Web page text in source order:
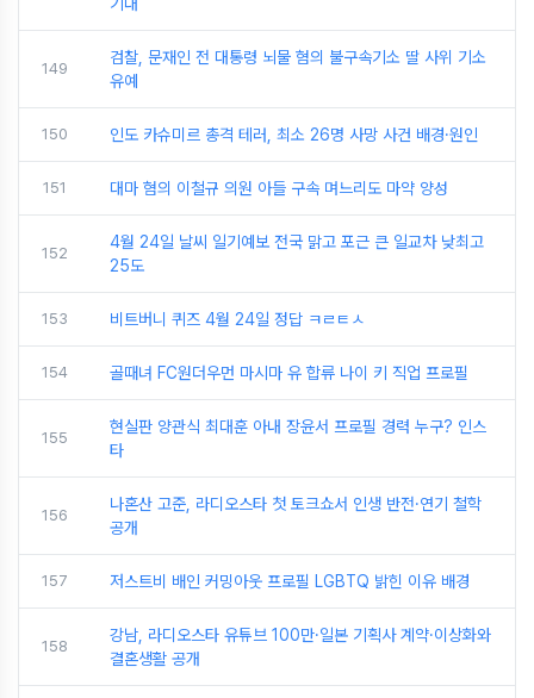
149
검찰, 문재인 전 대통령 뇌물 혐의 불구속기소 딸 사위 기소
유예
150 인도 카슈미르 총격 테러, 최소 26명 사망 사건 배경·원인
151 대마 혐의 이철규 의원 아들 구속 며느리도 마약 양성
152
4월 24일 날씨 일기예보 전국 맑고 포근 큰 일교차 낮최고
25도
153 비트버니 퀴즈 4월 24일 정답 ㅋㄹㅌㅅ
154 골때녀 FC원더우먼 마시마 유 합류 나이 키 직업 프로필
155
현실판 양관식 최대훈 아내 장윤서 프로필 경력 누구? 인스
타
156
나혼산 고준, 라디오스타 첫 토크쇼서 인생 반전·연기 철학
공개
157 저스트비 배인 커밍아웃 프로필 LGBTQ 밝힌 이유 배경
158
강남, 라디오스타 유튜브 100만·일본 기획사 계약·이상화와
결혼생활 공개